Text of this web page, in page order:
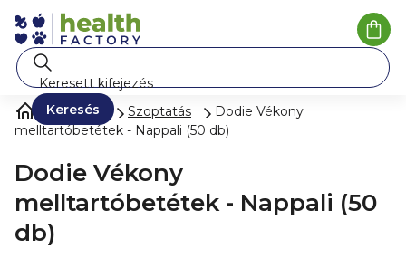
tartalomhoz
Keresés
Nőknek Szoptatás
Dodie Vékony
melltartóbetétek - Nappali (50 db)
Dodie Vékony
melltartóbetétek - Nappali (50
db)